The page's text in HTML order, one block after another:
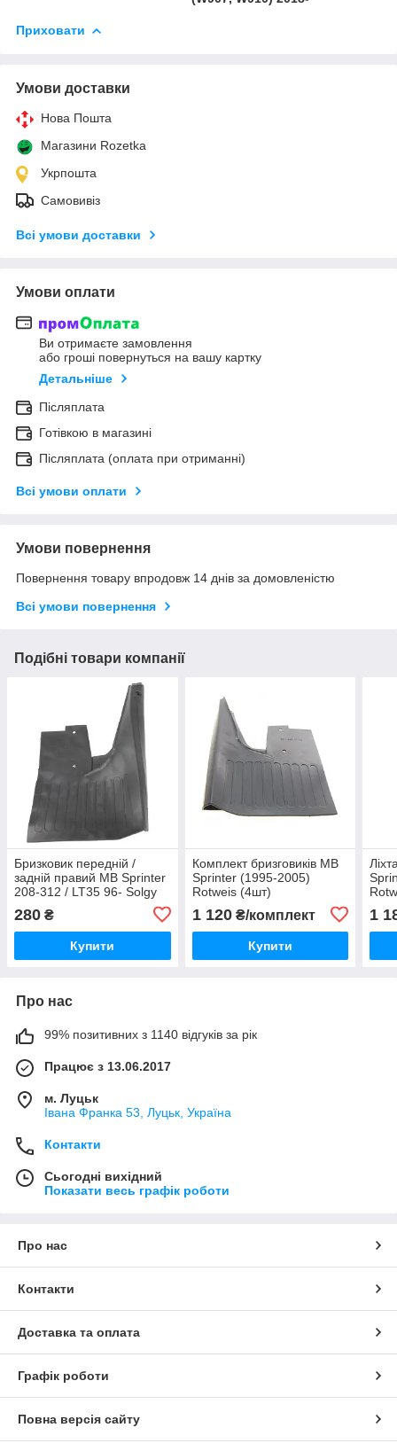
Приховати
Умови доставки
Нова Пошта
Магазини Rozetka
Укрпошта
Самовивіз
Всі умови доставки
Умови оплати
Ви отримаєте замовлення
або гроші повернуться на вашу картку
Детальніше
Післяплата
Готівкою в магазині
Післяплата (оплата при отриманні)
Всі умови оплати
Умови повернення
Повернення товару впродовж 14 днів за домовленістю
Всі умови повернення
Подібні товари компанії
Бризковик передній /
задній правий MB Sprinter
208-312 / LT35 96- Solgy
280 ₴
Купити
Комплект бризговиків MB
Sprinter (1995-2005)
Rotweis (4шт)
1 120₴/комплект
Купити
1
Про нас
99% позитивних з 1140 відгуків за рік
Працює з 13.06.2017
м. Луцьк
Івана Франка 53, Луцьк, Україна
Контакти
Сьогодні вихідний
Показати весь графік роботи
Про нас
Контакти
Доставка та оплата
Графік роботи
Повна версія сайту